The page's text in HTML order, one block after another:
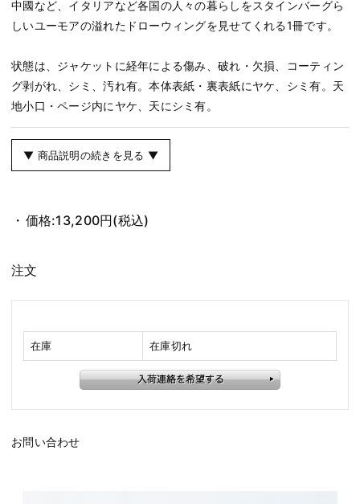
中國など、イタリアなど各国の人々の暮らしをスタインバーグら
しいユーモアの溢れたドローウィングを見せてくれる1冊です。
状態は、ジャケットに経年による傷み、破れ・欠損、コーティン
グ剥がれ、シミ、汚れ有。本体表紙・裏表紙にヤケ、シミ有。天
地小口・ページ内にヤケ、天にシミ有。
▼ 商品説明の続きを見る ▼
価格:13,200円(税込)
注文
在庫 在庫切れ
お問い合わせ